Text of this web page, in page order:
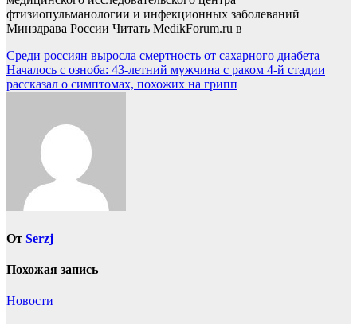
фтизиопульманологии и инфекционных заболеваний
Минздрава России Читать MedikForum.ru в
Навигация
по
Среди россиян выросла смертность от сахарного диабета
Началось с озноба: 43-летний мужчина с раком 4-й стадии
рассказал о симптомах, похожих на грипп
От Serzj
Похожая запись
Новости